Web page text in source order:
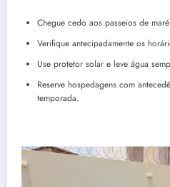
Chegue cedo aos passeios de
Verifique antecipadamente os
Use protetor solar e leve água
Reserve hospedagens com
temporada.